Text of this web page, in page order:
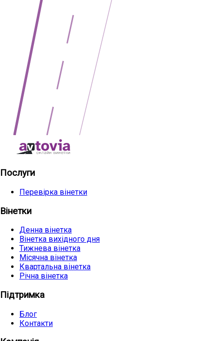
Послуги
Перевірка вінетки
Вінетки
Денна вінетка
Вінетка вихідного дня
Тижнева вінетка
Місячна вінетка
Квартальна вінетка
Річна вінетка
Підтримка
Блог
Контакти